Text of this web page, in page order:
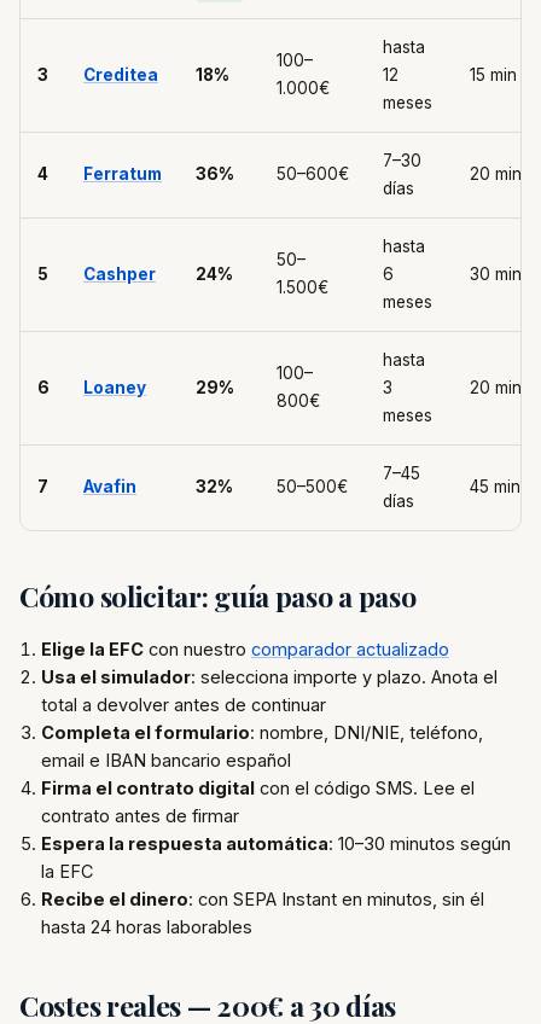
3 Creditea 18%
100–
1.000€
hasta
12
meses
15 min
4 Ferratum 36% 50–600€
7–30
días
20 min
5 Cashper 24%
50–
1.500€
hasta
6
meses
30 min
6 Loaney 29%
100–
800€
hasta
3
meses
20 min
7 Avafin 32% 50–500€
7–45
días
45 min
Cómo solicitar: guía paso a paso
Elige la EFC con nuestro comparador actualizado
Usa el simulador: selecciona importe y plazo. Anota el
total a devolver antes de continuar
Completa el formulario: nombre, DNI/NIE, teléfono,
email e IBAN bancario español
Firma el contrato digital con el código SMS. Lee el
contrato antes de firmar
Espera la respuesta automática: 10–30 minutos según
la EFC
Recibe el dinero: con SEPA Instant en minutos, sin él
hasta 24 horas laborables
Costes reales — 200€ a 30 días